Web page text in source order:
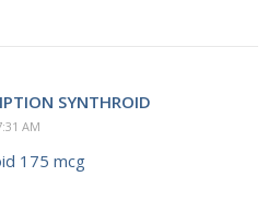
SYNTHROID
AM
175 mcg